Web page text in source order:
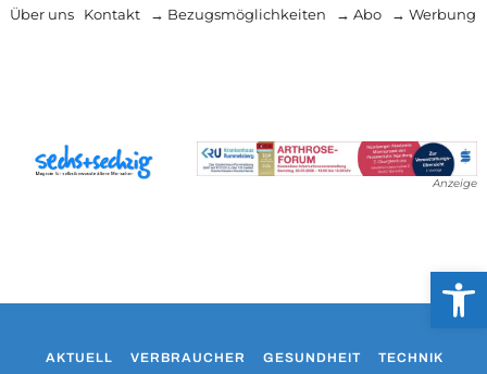
Über uns Kontakt → Bezugsmöglichkeiten → Abo → Werbung
Anzeige
AKTUELL VERBRAUCHER GESUNDHEIT TECHNIK